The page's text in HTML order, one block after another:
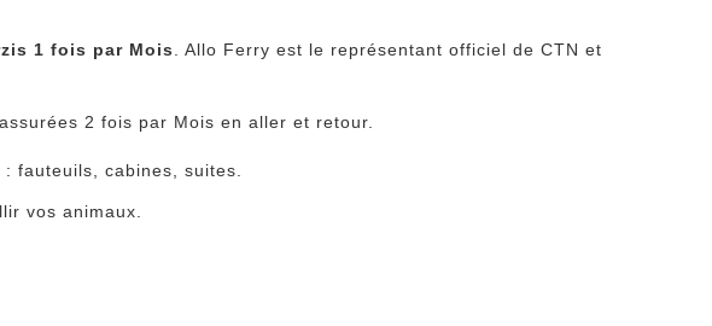
1 fois par Mois. Allo Ferry est le représentant officiel de CTN et
2 fois par Mois en aller et retour.
fauteuils, cabines, suites.
vos animaux.